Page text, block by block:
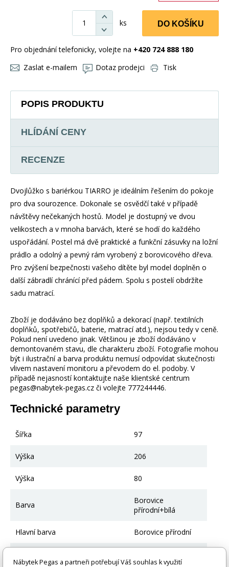
ks DO KOŠÍKU
Pro objednání telefonicky, volejte na +420 724 888 180
Zaslat e-mailem
Dotaz prodejci Tisk
POPIS PRODUKTU
HLÍDÁNÍ CENY
RECENZE
Dvojlůžko s bariérkou TIARRO je ideálním řešením do pokoje
pro dva sourozence. Dokonale se osvědčí také v případě
návštěvy nečekaných hostů. Model je dostupný ve dvou
velikostech a v mnoha barvách, které se hodí do každého
uspořádání. Postel má dvě praktické a funkční zásuvky na ložní
prádlo a odolný a pevný rám vyrobený z borovicového dřeva.
Pro zvýšení bezpečnosti vašeho dítěte byl model doplněn o
další zábradlí chránící před pádem. Spolu s postelí obdržíte
sadu matrací.
Zboží je dodáváno bez doplňků a dekorací (např. textilních
doplňků, spotřebičů, baterie, matrací atd.), nejsou tedy v ceně.
Pokud není uvedeno jinak. Většinou je zboží dodáváno v
demontovaném stavu, dle charakteru zboží. Fotografie mohou
být i ilustrační a barva produktu nemusí odpovídat skutečnosti
vlivem nastavení monitoru a převodem do el. podoby. V
případě nejasností kontaktujte naše klientské centrum
pegas@nabytek-pegas.cz či volejte 777244446.
Technické parametry
Šířka 97
Výška 206
Výška 80
Barva
Borovice
přírodní+bílá
Hlavní barva Borovice přírodní
Nábytek Pegas a partneři potřebují Váš souhlas k využití